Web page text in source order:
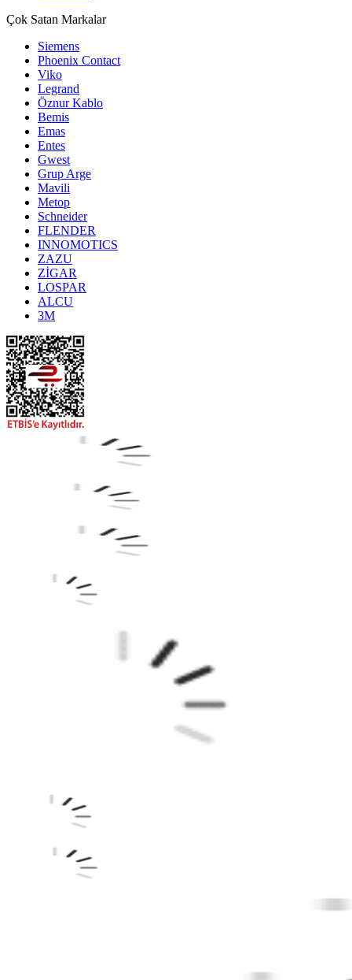
Çok Satan Markalar
Siemens
Phoenix Contact
Viko
Legrand
Öznur Kablo
Bemis
Emas
Entes
Gwest
Grup Arge
Mavili
Metop
Schneider
FLENDER
INNOMOTICS
ZAZU
ZİGAR
LOSPAR
ALCU
3M